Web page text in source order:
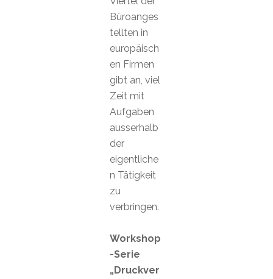
Büroanges
tellten in
europäisch
en Firmen
gibt an, viel
Zeit mit
Aufgaben
ausserhalb
der
eigentliche
n Tätigkeit
zu
verbringen.
Workshop
-Serie
„Druckver